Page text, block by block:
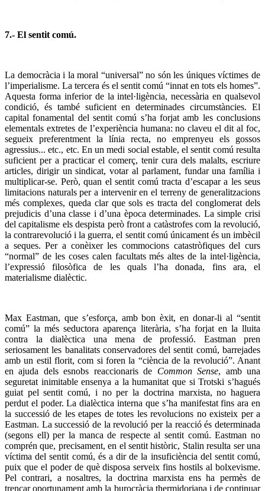
7.- El sentit comú.
La democràcia i la moral “universal” no són les úniques víctimes de
l’imperialisme. La tercera és el sentit comú “innat en tots els homes”.
Aquesta forma inferior de la intel·ligència, necessària en qualsevol
condició, és també suficient en determinades circumstàncies. El
capital fonamental del sentit comú s’ha forjat amb les conclusions
elementals extretes de l’experiència humana: no claveu el dit al foc,
segueix preferentment la línia recta, no emprenyeu els gossos
agressius... etc., etc. En un medi social estable, el sentit comú resulta
suficient per a practicar el comerç, tenir cura dels malalts, escriure
articles, dirigir un sindicat, votar al parlament, fundar una família i
multiplicar-se. Però, quan el sentit comú tracta d’escapar a les seus
limitacions naturals per a intervenir en el terreny de generalitzacions
més complexes, queda clar que sols es tracta del conglomerat dels
prejudicis d’una classe i d’una època determinades. La simple crisi
del capitalisme els despista però front a catàstrofes com la revolució,
la contrarevolució i la guerra, el sentit comú únicament és un imbècil
a seques. Per a conèixer les commocions catastròfiques del curs
“normal” de les coses calen facultats més altes de la intel·ligència,
l’expressió filosòfica de les quals l’ha donada, fins ara, el
materialisme dialèctic.
Max Eastman, que s’esforça, amb bon èxit, en donar-li al “sentit
comú” la més seductora aparença literària, s’ha forjat en la lluita
contra la dialèctica una mena de professió. Eastman pren
seriosament les banalitats conservadores del sentit comú, barrejades
amb un estil florit, com si foren la “ciència de la revolució”. Anant
en ajuda dels esnobs reaccionaris de Common Sense, amb una
seguretat inimitable ensenya a la humanitat que si Trotski s’hagués
guiat pel sentit comú, i no per la doctrina marxista, no haguera
perdut el poder. La dialèctica interna que s’ha manifestat fins ara en
la successió de les etapes de totes les revolucions no existeix per a
Eastman. La successió de la revolució per la reacció és determinada
(segons ell) per la manca de respecte al sentit comú. Eastman no
comprén que, precisament, en el sentit històric, Stalin resulta ser una
víctima del sentit comú, és a dir de la insuficiència del sentit comú,
puix que el poder de què disposa serveix fins hostils al bolxevisme.
Pel contrari, a nosaltres, la doctrina marxista ens ha permès de
trencar oportunament amb la burocràcia thermidoriana i de continuar